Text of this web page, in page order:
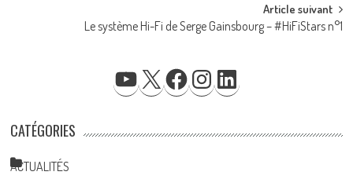
Article suivant
Le système Hi-Fi de Serge Gainsbourg – #HiFiStars n°1
YOUTUBE FACEBOOKINSTAGRAM
CATÉGORIES
ACTUALITÉS